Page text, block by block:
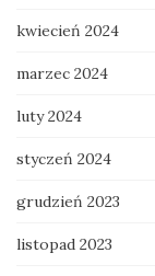
kwiecień 2024
marzec 2024
luty 2024
styczeń 2024
grudzień 2023
listopad 2023